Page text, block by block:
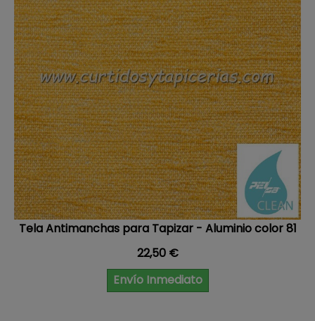
Tela Antimanchas para Tapizar - Aluminio color 81
Precio
22,50 €
Envío Inmediato